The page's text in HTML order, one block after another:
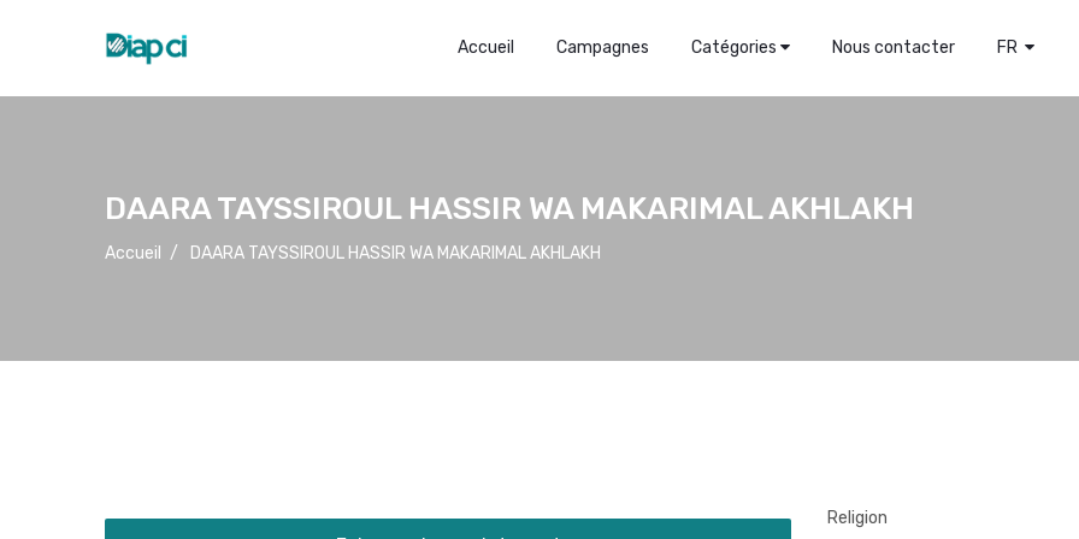
Accueil Campagnes Catégories Nous contacter FR
DAARA TAYSSIROUL HASSIR WA MAKARIMAL AKHLAKH
Accueil / DAARA TAYSSIROUL HASSIR WA MAKARIMAL AKHLAKH
Religion